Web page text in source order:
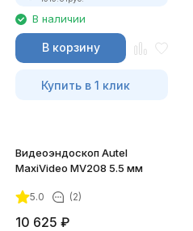
В наличии
В корзину
Купить в 1 клик
Видеоэндоскоп Autel
MaxiVideo MV208 5.5 мм
5.0 (2)
10 625 ₽